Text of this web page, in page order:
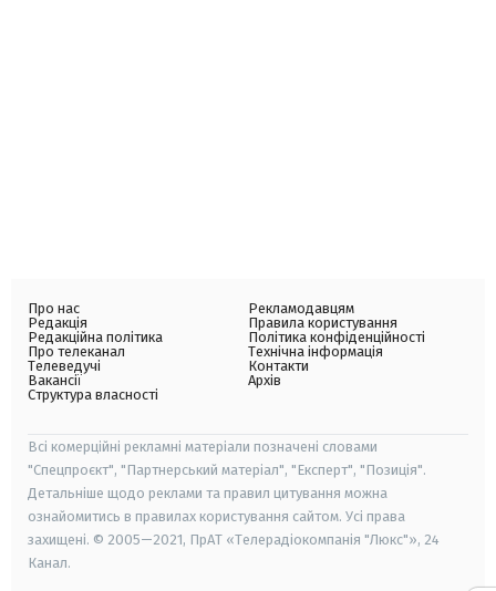
Про нас
Редакція
Редакційна політика
Про телеканал
Телеведучі
Вакансії
Структура власності
Рекламодавцям
Правила користування
Політика конфіденційності
Технічна інформація
Контакти
Архів
Всі комерційні рекламні матеріали позначені словами
"Спецпроєкт", "Партнерський матеріал", "Експерт", "Позиція".
Детальніше щодо реклами та правил цитування можна
ознайомитись в правилах користування сайтом. Усі права
захищені. © 2005—2021, ПрАТ «Телерадіокомпанія "Люкс"», 24
Канал.